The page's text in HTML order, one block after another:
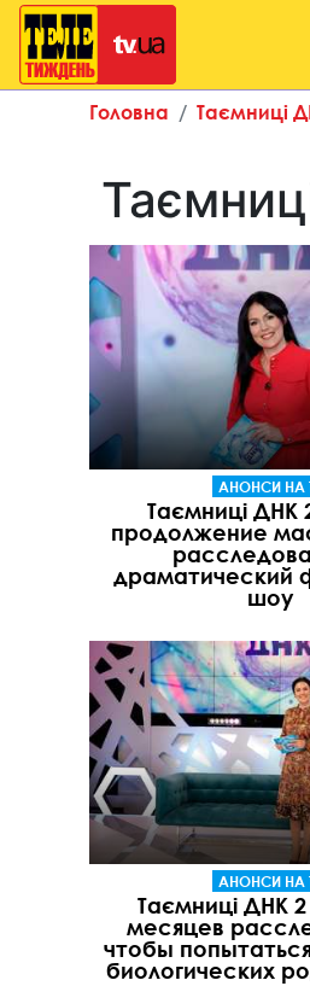
Головна Таємниці
АНОНСИ НА
Таємниці ДНК
продолжение
драматический
шоу
АНОНСИ НА
Таємниці ДНК
месяцев
чтобы
биологических